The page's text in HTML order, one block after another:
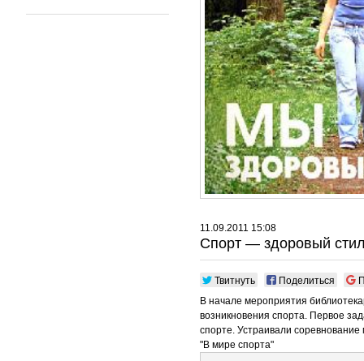
11.09.2011 15:08
Спорт — здоровый
Твитнуть Поделиться
В начале мероприятия
возникновения спорта. Первое
спорте. Устраивали
"В мире спорта"